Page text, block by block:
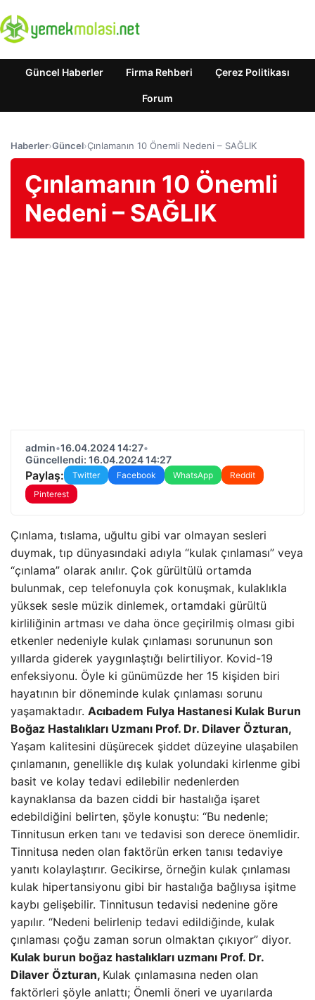
Güncel Haberler Firma Rehberi Çerez Politikası
Forum
Haberler›Güncel›Çınlamanın 10 Önemli Nedeni – SAĞLIK
Çınlamanın 10 Önemli
Nedeni – SAĞLIK
admin•16.04.2024 14:27•
Güncellendi: 16.04.2024 14:27
Paylaş: Twitter Facebook WhatsApp
Reddit
Pinterest
Çınlama, tıslama, uğultu gibi var olmayan sesleri
duymak, tıp dünyasındaki adıyla “kulak çınlaması” veya
“çınlama” olarak anılır. Çok gürültülü ortamda
bulunmak, cep telefonuyla çok konuşmak, kulaklıkla
yüksek sesle müzik dinlemek, ortamdaki gürültü
kirliliğinin artması ve daha önce geçirilmiş olması gibi
etkenler nedeniyle kulak çınlaması sorununun son
yıllarda giderek yaygınlaştığı belirtiliyor. Kovid-19
enfeksiyonu. Öyle ki günümüzde her 15 kişiden biri
hayatının bir döneminde kulak çınlaması sorunu
yaşamaktadır. Acıbadem Fulya Hastanesi Kulak Burun
Boğaz Hastalıkları Uzmanı Prof. Dr. Dilaver Özturan,
Yaşam kalitesini düşürecek şiddet düzeyine ulaşabilen
çınlamanın, genellikle dış kulak yolundaki kirlenme gibi
basit ve kolay tedavi edilebilir nedenlerden
kaynaklansa da bazen ciddi bir hastalığa işaret
edebildiğini belirten, şöyle konuştu: “Bu nedenle;
Tinnitusun erken tanı ve tedavisi son derece önemlidir.
Tinnitusa neden olan faktörün erken tanısı tedaviye
yanıtı kolaylaştırır. Gecikirse, örneğin kulak çınlaması
kulak hipertansiyonu gibi bir hastalığa bağlıysa işitme
kaybı gelişebilir. Tinnitusun tedavisi nedenine göre
yapılır. “Nedeni belirlenip tedavi edildiğinde, kulak
çınlaması çoğu zaman sorun olmaktan çıkıyor” diyor.
Kulak burun boğaz hastalıkları uzmanı Prof. Dr.
Dilaver Özturan, Kulak çınlamasına neden olan
faktörleri şöyle anlattı; Önemli öneri ve uyarılarda